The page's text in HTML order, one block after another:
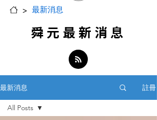
> 最新消息
舜元最新消息
最新消息 註冊
All Posts